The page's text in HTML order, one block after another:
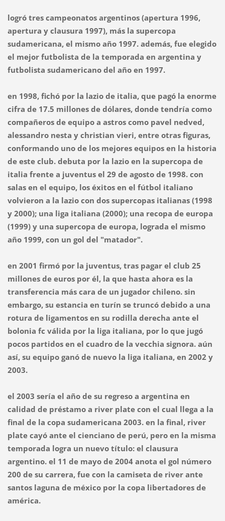
logró tres campeonatos argentinos (apertura 1996,
apertura y clausura 1997), más la supercopa
sudamericana, el mismo año 1997. además, fue elegido
el mejor futbolista de la temporada en argentina y
futbolista sudamericano del año en 1997.
en 1998, fichó por la lazio de italia, que pagó la enorme
cifra de 17.5 millones de dólares, donde tendría como
compañeros de equipo a astros como pavel nedved,
alessandro nesta y christian vieri, entre otras figuras,
conformando uno de los mejores equipos en la historia
de este club. debuta por la lazio en la supercopa de
italia frente a juventus el 29 de agosto de 1998. con
salas en el equipo, los éxitos en el fútbol italiano
volvieron a la lazio con dos supercopas italianas (1998
y 2000); una liga italiana (2000); una recopa de europa
(1999) y una supercopa de europa, lograda el mismo
año 1999, con un gol del "matador".
en 2001 firmó por la juventus, tras pagar el club 25
millones de euros por él, la que hasta ahora es la
transferencia más cara de un jugador chileno. sin
embargo, su estancia en turín se truncó debido a una
rotura de ligamentos en su rodilla derecha ante el
bolonia fc válida por la liga italiana, por lo que jugó
pocos partidos en el cuadro de la vecchia signora. aún
así, su equipo ganó de nuevo la liga italiana, en 2002 y
2003.
el 2003 sería el año de su regreso a argentina en
calidad de préstamo a river plate con el cual llega a la
final de la copa sudamericana 2003. en la final, river
plate cayó ante el cienciano de perú, pero en la misma
temporada logra un nuevo título: el clausura
argentino. el 11 de mayo de 2004 anota el gol número
200 de su carrera, fue con la camiseta de river ante
santos laguna de méxico por la copa libertadores de
américa.